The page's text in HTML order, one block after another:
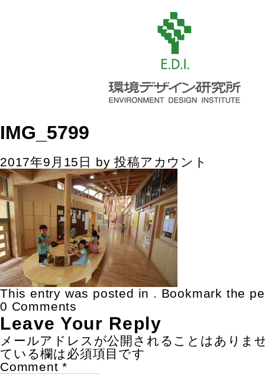
IMG_5799
2017年9月15日 by投稿アカウント
This entry was posted in . Bookmark the
0 Comments
Leave Your Reply
メールアドレスが公開されることはありま
ている欄は必須項目です
Comment *